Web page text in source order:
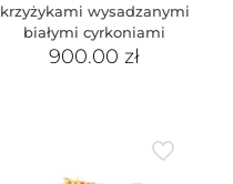
krzyżykami wysadzanymi
białymi cyrkoniami
900.00zł